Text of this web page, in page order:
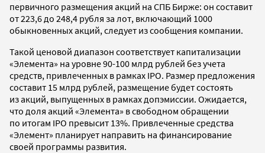
первичного размещения акций на СПБ Бирже: он составит
от 223,6 до 248,4 рубля за лот, включающий 1000
обыкновенных акций, следует из сообщения компании.
Такой ценовой диапазон соответствует капитализации
«Элемента» на уровне 90-100 млрд рублей без учета
средств, привлеченных в рамках IPO. Размер предложения
составит 15 млрд рублей, размещение будет состоять
из акций, выпущенных в рамках допэмиссии. Ожидается,
что доля акций «Элемента» в свободном обращении
по итогам IPO превысит 13%. Привлеченные средства
«Элемент» планирует направить на финансирование
своей программы развития.